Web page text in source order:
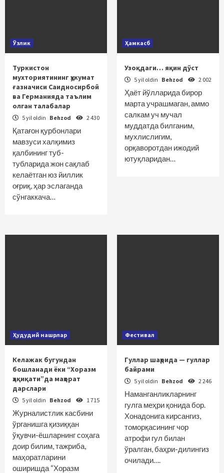
Ўзлик
Туркистон
мухториятининг ҳукумат
ғазначиси Саидносирбой
ва Германияда таълим
олган талабалар
5 yil oldin Behzod 2 430
Қатағон қурбонлари
мавзуси халқимиз
қалбининг туб-
тубларида жон сақлаб
келаётган юз йиллик
оғриқ, ҳар эслаганда
сўнгаккача…
Ҳамкасб
Узоқдаги… яқин дўст
5 yil oldin Behzod 2 002
Ҳаёт йўлларида бирор
марта учрашмаган, аммо
салкам уч мучал
муддатда билганим,
мухлислигим,
орқаворотдан ижодий
ютуқларидан…
Ҳудудий нашрлар
Келажак бугундан
бошланади ёки “Хоразм
ҳақиқати”да маҳорат
дарслари
5 yil oldin Behzod 1 715
Журналистлик касбини
ўрганишга қизиққан
ўқувчи-ёшларнинг соҳага
доир билим, тажриба,
маҳоратларини
оширишда “Хоразм
Фестивал
Гуллар шаҳрида — гуллар
байрами
5 yil oldin Behzod 2 246
Наманганликларнинг
гулга меҳри қонида бор.
Хонадонига кирсангиз,
томорқасининг чор
атрофи гул билан
ўралган, баҳри-дилингиз
очилади….